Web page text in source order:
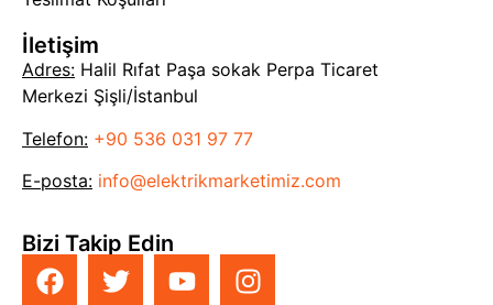
İletişim
Adres: Halil Rıfat Paşa sokak Perpa Ticaret
Merkezi Şişli/İstanbul
Telefon: +90 536 031 97 77
E-posta: info@elektrikmarketimiz.com
Bizi Takip Edin